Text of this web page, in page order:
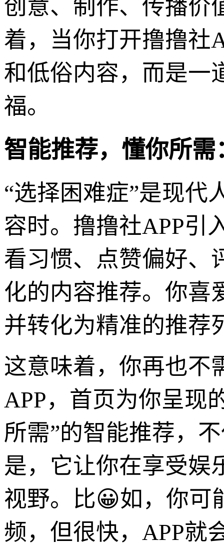
创意、制作、传播价
着，当你打开撸撸社
和低俗内容，而是一
福。
智能推荐，懂你所
“选择困难症”是现代
容时。撸撸社APP引
看习惯、点赞偏好、
化的内容推荐。你喜
并转化为精准的推荐
这意味着，你再也不
APP，首页为你呈现
所需”的智能推荐，
是，它让你在享受娱
视野。比😀如，你可
频，但很快，APP就